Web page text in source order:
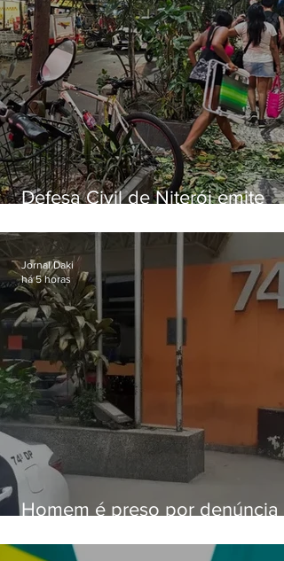
Defesa Civil de Niterói emite
sexta-feira (07)
Homem é preso por denúncia
Alcântara
Jornal Daki
há 5 horas